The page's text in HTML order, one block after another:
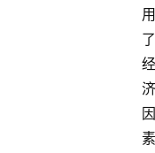
用
了
经
济
因
素